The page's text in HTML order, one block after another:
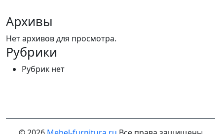
Архивы
Нет архивов для просмотра.
Рубрики
Рубрик нет